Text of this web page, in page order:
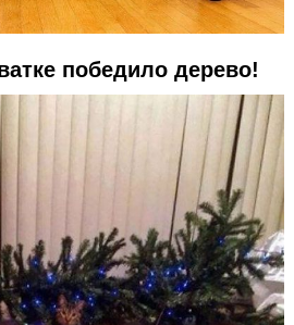
победило дерево!